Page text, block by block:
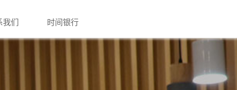
我们 时间银行